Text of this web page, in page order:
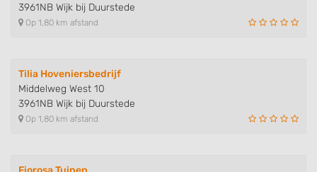
3961NB Wijk bij Duurstede
Op 1,80 km afstand
Tilia Hoveniersbedrijf
Middelweg West 10
3961NB Wijk bij Duurstede
Op 1,80 km afstand